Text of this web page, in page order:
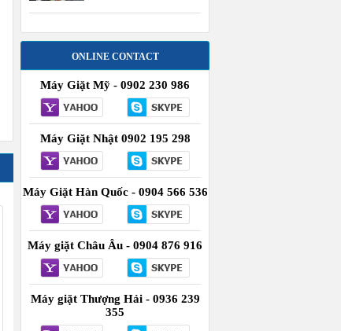
ONLINE CONTACT
Máy Giặt Mỹ - 0902 230 986
Máy Giặt Nhật 0902 195 298
Máy Giặt Hàn Quốc - 0904 566 536
Máy giặt Châu Âu - 0904 876 916
Máy giặt Thượng Hải - 0936 239
355